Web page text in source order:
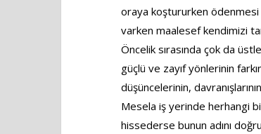
oraya koştururken
varken maalesef kendimizi
Öncelik sırasında çok da
güçlü ve zayıf yönlerinin
düşüncelerinin,
Mesela iş yerinde herhangi
hissederse bunun adını